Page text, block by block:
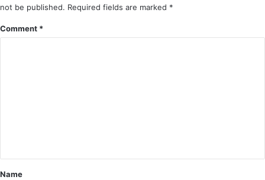
र्य
ही
मों
हु
not be published. Required fields are marked *
Comment *
Name